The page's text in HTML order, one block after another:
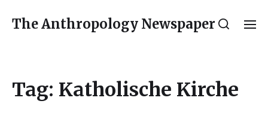
The Anthropology Newspaper
Tag: Katholische Kirche